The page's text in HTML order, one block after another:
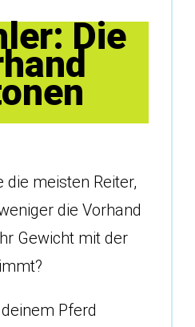
Die
die meisten Reiter,
die Vorhand
Gewicht mit der
Pferd